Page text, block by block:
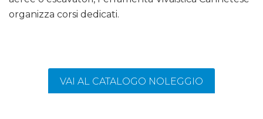
organizza corsi dedicati.
VAI AL CATALOGO NOLEGGIO